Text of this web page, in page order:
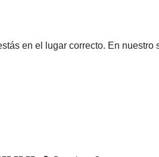
en el lugar correcto. En